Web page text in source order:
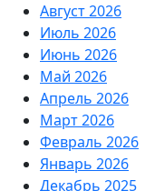
Август 2026
Июль 2026
Июнь 2026
Май 2026
Апрель 2026
Март 2026
Февраль 2026
Январь 2026
Декабрь 2025